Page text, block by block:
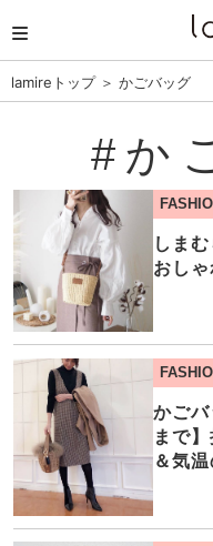
lamireトップ＞ かごバッグ
#か
しま
おし
かご
まで
＆気